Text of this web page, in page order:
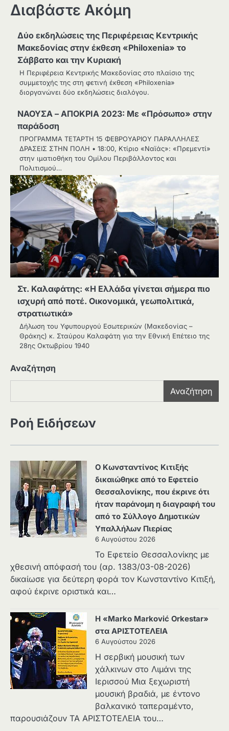
Διαβάστε Ακόμη
Δύο εκδηλώσεις της Περιφέρειας Κεντρικής
Μακεδονίας στην έκθεση «Philoxenia» το
Σάββατο και την Κυριακή
Η Περιφέρεια Κεντρικής Μακεδονίας στο πλαίσιο της
συμμετοχής της στη φετινή έκθεση «Philoxenia»
διοργανώνει δύο εκδηλώσεις διαλόγου.
ΝΑΟΥΣΑ – ΑΠΟΚΡΙΑ 2023: Με «Πρόσωπο» στην
παράδοση
ΠΡΟΓΡΑΜΜΑ ΤΕΤΑΡΤΗ 15 ΦΕΒΡΟΥΑΡΙΟΥ ΠΑΡΑΛΛΗΛΕΣ
ΔΡΑΣΕΙΣ ΣΤΗΝ ΠΟΛΗ • 18:00, Κτίριο «Ναϊάς»: «Πρεμεντί»
στην ιματιοθήκη του Ομίλου Περιβάλλοντος και
Πολιτισμού…
Στ. Καλαφάτης: «Η Ελλάδα γίνεται σήμερα πιο
ισχυρή από ποτέ. Οικονομικά, γεωπολιτικά,
στρατιωτικά»
Δήλωση του Υφυπουργού Εσωτερικών (Μακεδονίας –
Θράκης) κ. Σταύρου Καλαφάτη για την Εθνική Επέτειο της
28ης Οκτωβρίου 1940
Αναζήτηση
Αναζήτηση
Ροή Ειδήσεων
Ο Κωνσταντίνος Κιτιξής
δικαιώθηκε από το Εφετείο
Θεσσαλονίκης, που έκρινε ότι
ήταν παράνομη η διαγραφή του
από το Σύλλογο Δημοτικών
Υπαλλήλων Πιερίας
6 Αυγούστου 2026
Το Εφετείο Θεσσαλονίκης με
χθεσινή απόφασή του (αρ. 1383/03-08-2026)
δικαίωσε για δεύτερη φορά τον Κωνσταντίνο Κιτιξή,
αφού έκρινε οριστικά και…
Η «Marko Marković Orkestar»
στα ΑΡΙΣΤΟΤΕΛΕΙΑ
6 Αυγούστου 2026
Η σερβική μουσική των
χάλκινων στο Λιμάνι της
Ιερισσού Μια ξεχωριστή
μουσική βραδιά, με έντονο
βαλκανικό ταπεραμέντο,
παρουσιάζουν ΤΑ ΑΡΙΣΤΟΤΕΛΕΙΑ του…